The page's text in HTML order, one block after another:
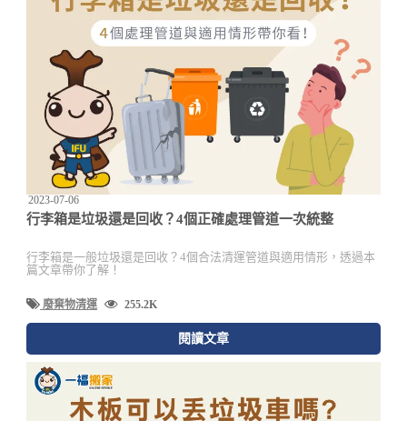
2023-07-06
行李箱是垃圾還是回收？4個正確處理管道一次統整
行李箱是一般垃圾還是回收？4個合法清運管道與適用情形，透過本
篇文章帶你了解！
廢棄物清運 255.2K
閱讀文章